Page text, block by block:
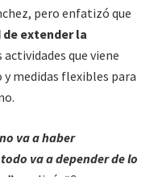
pero enfatizó que
extender la
actividades que viene
medidas flexibles para
va a haber
va a depender de lo